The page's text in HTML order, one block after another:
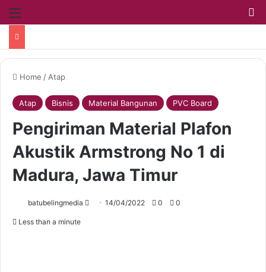
Home / Atap
Atap Bisnis Material Bangunan PVC Board
Pengiriman Material Plafon
Akustik Armstrong No 1 di
Madura, Jawa Timur
batubelingmedia 14/04/2022 0 0
Less than a minute